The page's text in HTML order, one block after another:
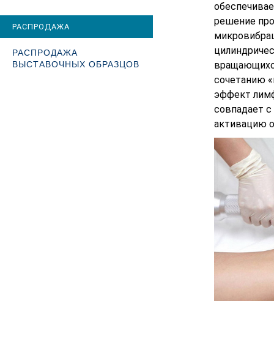
решение
сочетанию
эффект
совпадает
активацию
РАСПРОДАЖА
РАСПРОДАЖА
ВЫСТАВОЧНЫХ ОБРАЗЦОВ